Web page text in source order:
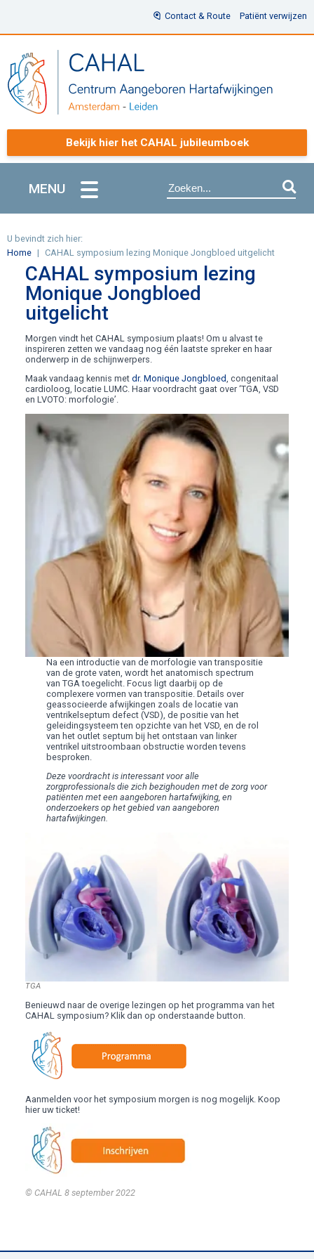
Contact & Route Patiënt verwijzen
Bekijk hier het CAHAL jubileumboek
MENU
U bevindt zich hier:
Home
CAHAL symposium lezing Monique Jongbloed uitgelicht
CAHAL symposium lezing
Monique Jongbloed
uitgelicht
Morgen vindt het CAHAL symposium plaats! Om u alvast te
inspireren zetten we vandaag nog één laatste spreker en haar
onderwerp in de schijnwerpers.
Maak vandaag kennis met dr. Monique Jongbloed, congenitaal
cardioloog, locatie LUMC. Haar voordracht gaat over ‘TGA, VSD
en LVOTO: morfologie’.
Na een introductie van de morfologie van transpositie
van de grote vaten, wordt het anatomisch spectrum
van TGA toegelicht. Focus ligt daarbij op de
complexere vormen van transpositie. Details over
geassocieerde afwijkingen zoals de locatie van
ventrikelseptum defect (VSD), de positie van het
geleidingsysteem ten opzichte van het VSD, en de rol
van het outlet septum bij het ontstaan van linker
ventrikel uitstroombaan obstructie worden tevens
besproken.
Deze voordracht is interessant voor alle
zorgprofessionals die zich bezighouden met de zorg voor
patiënten met een aangeboren hartafwijking, en
onderzoekers op het gebied van aangeboren
hartafwijkingen.
TGA
Benieuwd naar de overige lezingen op het programma van het
CAHAL symposium? Klik dan op onderstaande button.
Aanmelden voor het symposium morgen is nog mogelijk. Koop
hier uw ticket!
© CAHAL 8 september 2022